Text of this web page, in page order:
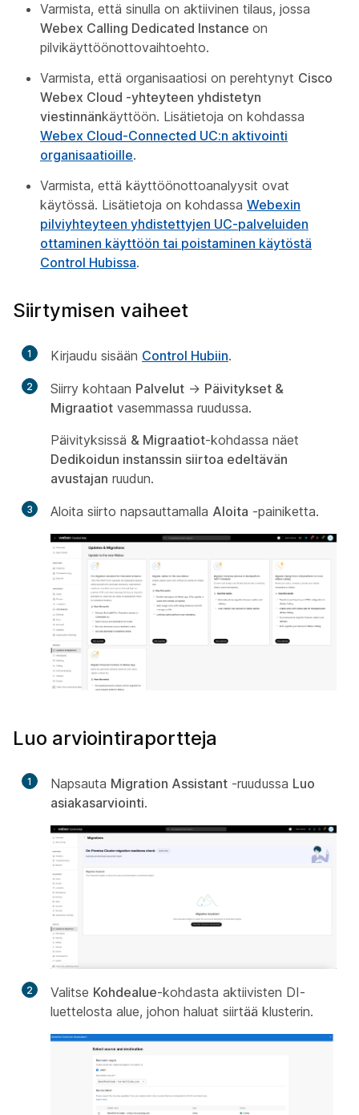
Varmista, että sinulla on aktiivinen tilaus, jossa
Webex Calling Dedicated Instance on
pilvikäyttöönottovaihtoehto.
Varmista, että organisaatiosi on perehtynyt Cisco
Webex Cloud -yhteyteen yhdistetyn
viestinnänkäyttöön. Lisätietoja on kohdassa
Webex Cloud-Connected UC:n aktivointi
organisaatioille.
Varmista, että käyttöönottoanalyysit ovat
käytössä. Lisätietoja on kohdassa Webexin
pilviyhteyteen yhdistettyjen UC-palveluiden
ottaminen käyttöön tai poistaminen käytöstä
Control Hubissa.
Siirtymisen vaiheet
1 Kirjaudu sisään Control Hubiin.
2 Siirry kohtaan Palvelut -> Päivitykset &
Migraatiot vasemmassa ruudussa.
Päivityksissä & Migraatiot-kohdassa näet
Dedikoidun instanssin siirtoa edeltävän
avustajan ruudun.
3 Aloita siirto napsauttamalla Aloita -painiketta.
Luo arviointiraportteja
1 Napsauta Migration Assistant -ruudussa Luo
asiakasarviointi.
2 Valitse Kohdealue-kohdasta aktiivisten DI-
luettelosta alue, johon haluat siirtää klusterin.